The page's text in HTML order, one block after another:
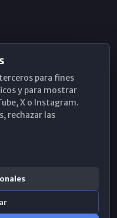
para fines
y para mostrar
X o Instagram.
rechazar las